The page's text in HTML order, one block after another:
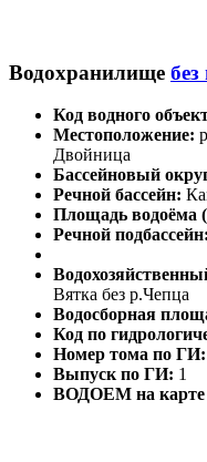
Водохранилище
Код водного
Местоположение:
Двойница
Бассейновый
Речной бассейн:
Площадь водоёма
Речной подбассейн:
Вятка без р.Чепца
Водосборная
Код по
Номер тома по ГИ:
Выпуск по ГИ: 1
ВОДОЕМ на карте